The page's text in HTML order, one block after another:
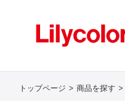
トップページ 商品を探す